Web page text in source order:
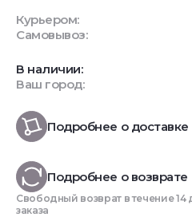
Курьером:
Самовывоз:
В наличии:
Ваш город:
Подробнее о доставке
Подробнее о возврате
Свободный возврат в течение
заказа